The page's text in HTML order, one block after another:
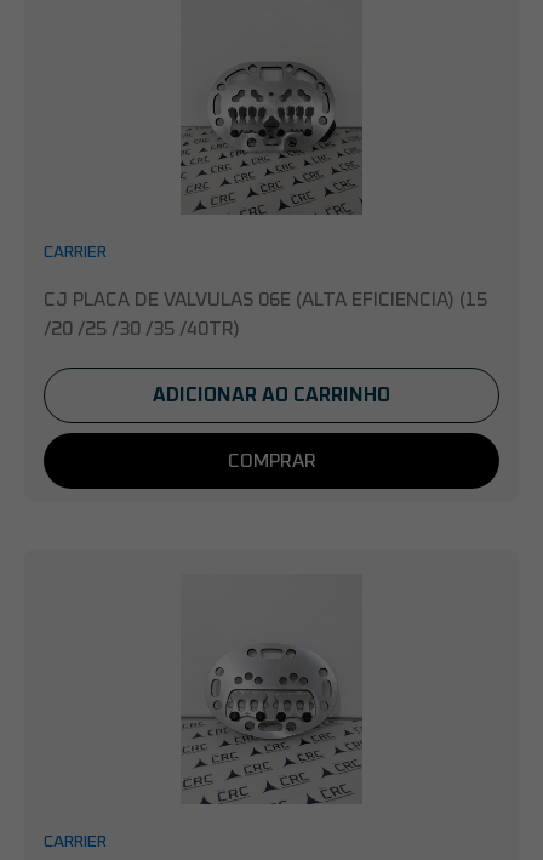
CARRIER
CJ PLACA DE VALVULAS 06E (ALTA EFICIENCIA) (15
/20 /25 /30 /35 /40TR)
ADICIONAR AO CARRINHO
COMPRAR
CARRIER